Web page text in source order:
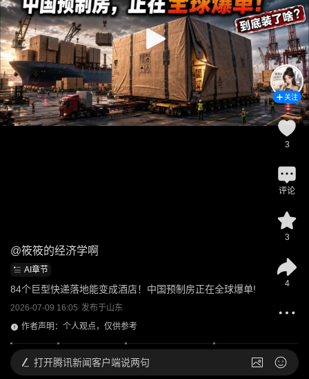
@筱筱的经济学啊
AI章节
84个巨型快递落地能变成酒店！中国预制房正在全球爆单!
2026-07-09 16:05 发布于山东
作者声明：个人观点，仅供参考
关注
3
评论
3
4
打开腾讯新闻客户端说两句